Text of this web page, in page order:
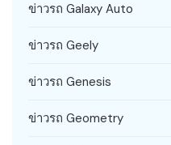
ข่าวรถ Galaxy Auto
ข่าวรถ Geely
ข่าวรถ Genesis
ข่าวรถ Geometry